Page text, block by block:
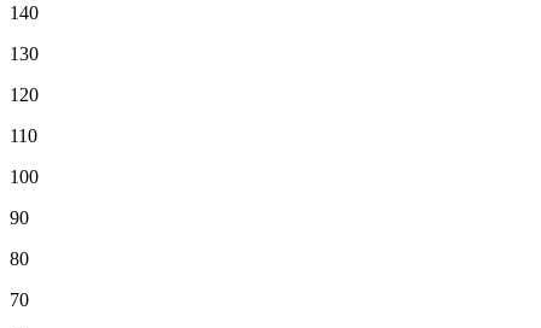
140
130
120
110
100
90
80
70